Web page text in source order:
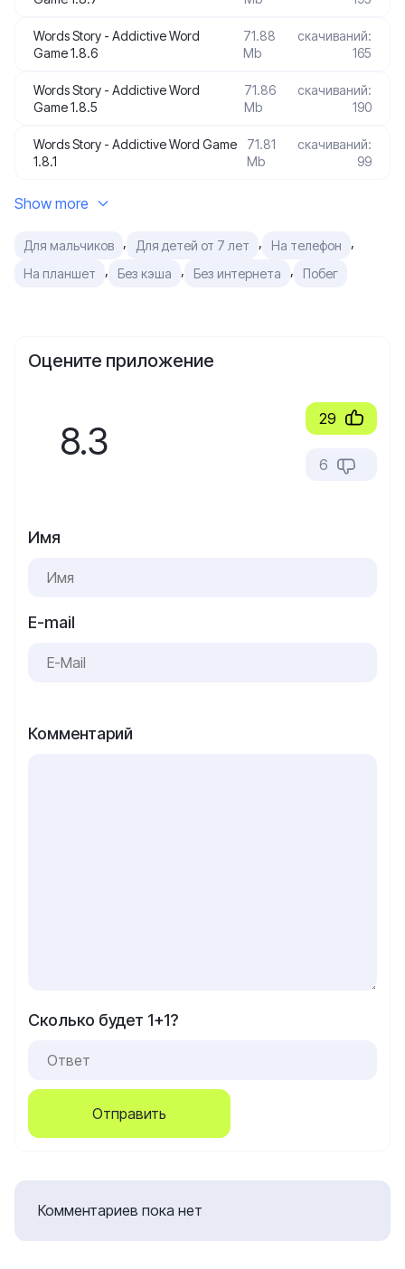
Words Story - Addictive Word
Game 1.8.6
71.88
Mb
скачиваний:
165
Words Story - Addictive Word
Game 1.8.5
71.86
Mb
скачиваний:
190
Words Story - Addictive Word Game
1.8.1
71.81
Mb
скачиваний:
99
Show more
Для мальчиков , Для детей от 7 лет , На телефон ,
На планшет , Без кэша , Без интернета , Побег
Оцените приложение
8.3 29
6
Имя
E-mail
Комментарий
Сколько будет 1+1?
Отправить
Комментариев пока нет